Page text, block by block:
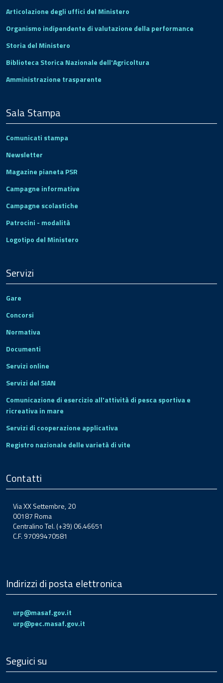
Articolazione degli uffici del Ministero
Organismo indipendente di valutazione della performance
Storia del Ministero
Biblioteca Storica Nazionale dell'Agricoltura
Amministrazione trasparente
Sala Stampa
Comunicati stampa
Newsletter
Magazine pianeta PSR
Campagne informative
Campagne scolastiche
Patrocini - modalità
Logotipo del Ministero
Servizi
Gare
Concorsi
Normativa
Documenti
Servizi online
Servizi del SIAN
Comunicazione di esercizio all'attività di pesca sportiva e
ricreativa in mare
Servizi di cooperazione applicativa
Registro nazionale delle varietà di vite
Contatti
Via XX Settembre, 20
00187 Roma
Centralino Tel. (+39) 06.46651
C.F. 97099470581
Indirizzi di posta elettronica
urp@masaf.gov.it
urp@pec.masaf.gov.it
Seguici su